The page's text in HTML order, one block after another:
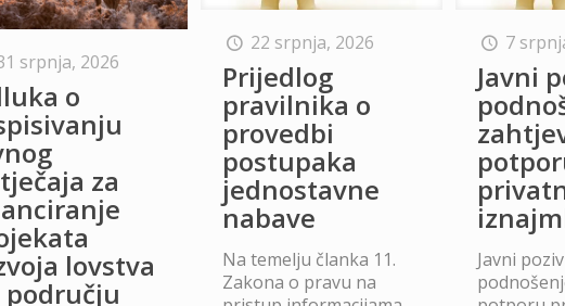
srpnja, 2026
o
za
lovstva
području
22 srpnja, 2026
Prijedlog
pravilnika o
provedbi
postupaka
jednostavne
nabave
Na temelju članka 11.
Zakona o pravu na
7
Javni
Javni